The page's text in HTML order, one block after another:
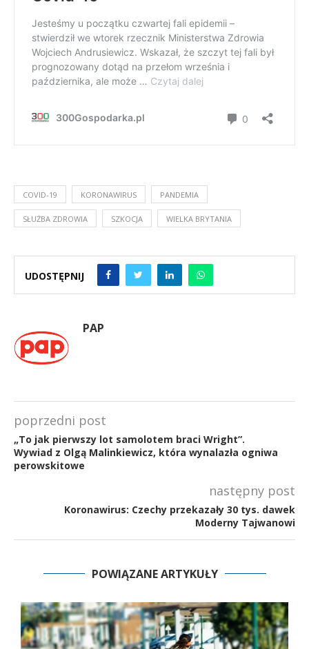
COVID-19 KORONAWIRUS PANDEMIA
SŁUŻBA ZDROWIA SZKOCJA WIELKA BRYTANIA
UDOSTĘPNIJ
PAP
poprzedni post
„To jak pierwszy lot samolotem braci Wright”.
Wywiad z Olgą Malinkiewicz, która wynalazła ogniwa
perowskitowe
następny post
Koronawirus: Czechy przekazały 30 tys. dawek
Moderny Tajwanowi
POWIĄZANE ARTYKUŁY